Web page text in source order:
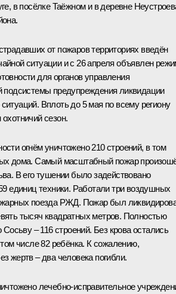
в посёлке Таёжном и в деревне
от пожаров территориях введён
ситуации и с 26 апреля объявлен
для органов управления
подсистемы предупреждения ликвидации
Вплоть до 5 мая по всему региону
сезон.
огнём уничтожено 210 строений, в том
дома. Самый масштабный пожар
В его тушении было задействовано
единиц техники. Работали три воздушных
поезда РЖД. Пожар был
тысяч квадратных метров. Полностью
Сосьву ‒ 116 строений. Без крова остались
числе 82 ребёнка. К сожалению,
жертв ‒ два человека погибли.
лечебно-исправительное